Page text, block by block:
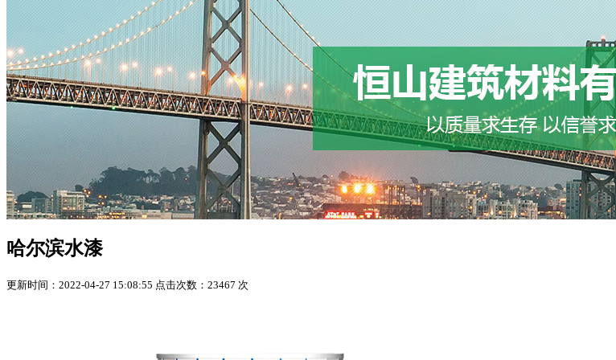
哈尔滨水漆
更新时间：2022-04-27 15:08:55 点击次数：23467 次